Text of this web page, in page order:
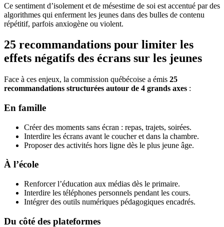
Ce sentiment d’isolement et de mésestime de soi est accentué par des
algorithmes qui enferment les jeunes dans des bulles de contenu
répétitif, parfois anxiogène ou violent.
25 recommandations pour limiter les
effets négatifs des écrans sur les jeunes
Face à ces enjeux, la commission québécoise a émis 25
recommandations structurées autour de 4 grands axes :
En famille
Créer des moments sans écran : repas, trajets, soirées.
Interdire les écrans avant le coucher et dans la chambre.
Proposer des activités hors ligne dès le plus jeune âge.
À l’école
Renforcer l’éducation aux médias dès le primaire.
Interdire les téléphones personnels pendant les cours.
Intégrer des outils numériques pédagogiques encadrés.
Du côté des plateformes